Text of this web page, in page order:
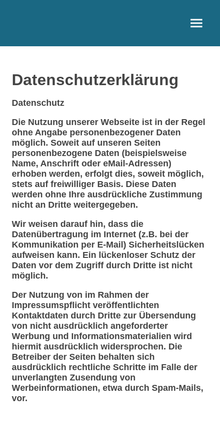
Datenschutzerklärung
Datenschutz
Die Nutzung unserer Webseite ist in der Regel
ohne Angabe personenbezogener Daten
möglich. Soweit auf unseren Seiten
personenbezogene Daten (beispielsweise
Name, Anschrift oder eMail-Adressen)
erhoben werden, erfolgt dies, soweit möglich,
stets auf freiwilliger Basis. Diese Daten
werden ohne Ihre ausdrückliche Zustimmung
nicht an Dritte weitergegeben.
Wir weisen darauf hin, dass die
Datenübertragung im Internet (z.B. bei der
Kommunikation per E-Mail) Sicherheitslücken
aufweisen kann. Ein lückenloser Schutz der
Daten vor dem Zugriff durch Dritte ist nicht
möglich.
Der Nutzung von im Rahmen der
Impressumspflicht veröffentlichten
Kontaktdaten durch Dritte zur Übersendung
von nicht ausdrücklich angeforderter
Werbung und Informationsmaterialien wird
hiermit ausdrücklich widersprochen. Die
Betreiber der Seiten behalten sich
ausdrücklich rechtliche Schritte im Falle der
unverlangten Zusendung von
Werbeinformationen, etwa durch Spam-Mails,
vor.